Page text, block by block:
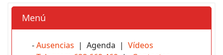
Menú
-Ausencias | Agenda | Vídeos